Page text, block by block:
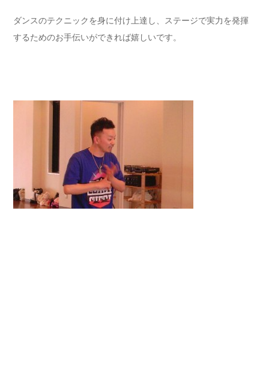
ダンスのテクニックを身に付け上達し、ステージで実力を発揮
するためのお手伝いができれば嬉しいです。